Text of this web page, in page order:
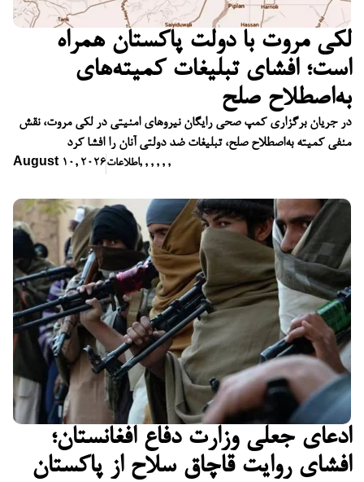
لکی مروت با دولت پاکستان همراه
است؛ افشای تبلیغات کمیته‌های
به‌اصطلاح صلح
در جریان برگزاری کمپ صحی رایگان نیروهای امنیتی در لکی مروت، نقش
منفی کمیته به‌اصطلاح صلح، تبلیغات ضد دولتی آنان را افشا کرد
August 10, 2026اطلاعات, , , , , ,
ادعای جعلی وزارت دفاع افغانستان؛
افشای روایت قاچاق سلاح از پاکستان